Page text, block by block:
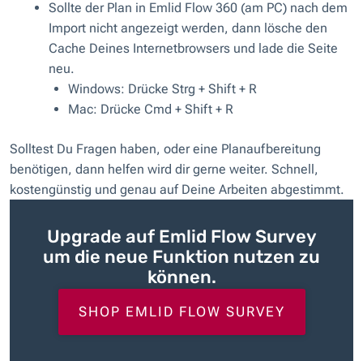
Sollte der Plan in Emlid Flow 360 (am PC) nach dem
Import nicht angezeigt werden, dann lösche den
Cache Deines Internetbrowsers und lade die Seite
neu.
Windows: Drücke Strg + Shift + R
Mac: Drücke Cmd + Shift + R
Solltest Du Fragen haben, oder eine Planaufbereitung
benötigen, dann helfen wird dir gerne weiter. Schnell,
kostengünstig und genau auf Deine Arbeiten abgestimmt.
Upgrade auf Emlid Flow Survey
um die neue Funktion nutzen zu
können.
SHOP EMLID FLOW SURVEY